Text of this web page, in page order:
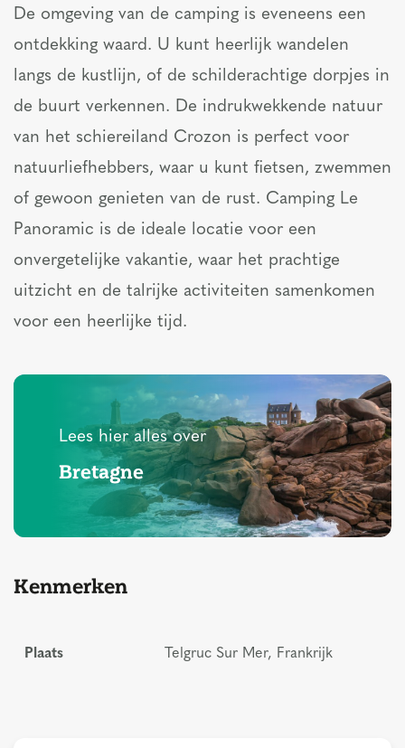
De omgeving van de camping is eveneens een
ontdekking waard. U kunt heerlijk wandelen
langs de kustlijn, of de schilderachtige dorpjes in
de buurt verkennen. De indrukwekkende natuur
van het schiereiland Crozon is perfect voor
natuurliefhebbers, waar u kunt fietsen, zwemmen
of gewoon genieten van de rust. Camping Le
Panoramic is de ideale locatie voor een
onvergetelijke vakantie, waar het prachtige
uitzicht en de talrijke activiteiten samenkomen
voor een heerlijke tijd.
Lees hier alles over
Bretagne
Kenmerken
Plaats Telgruc Sur Mer, Frankrijk